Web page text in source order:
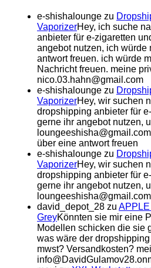
e-shishalounge zu
VaporizerHey, ich suche
anbieter für e-zigaretten
angebot nutzen, ich würde
antwort freuen. ich würde
Nachricht freuen. meine
nico.03.hahn@gmail.com
e-shishalounge zu
VaporizerHey, wir suchen
dropshipping anbieter für
gerne ihr angebot nutzen,
über eine antwort freuen
e-shishalounge zu
VaporizerHey, wir suchen
dropshipping anbieter für
gerne ihr angebot nutzen,
loungeeshisha@gmail.com
david_depot_28 zu
GreyKönnten sie mir eine
Modellen schicken die sie
was wäre der
mwst? Versandkosten?